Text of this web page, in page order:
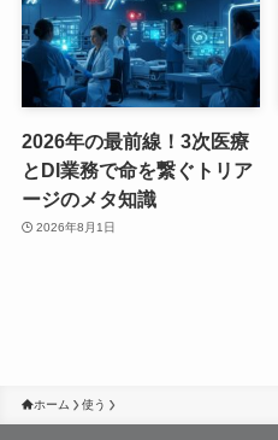
2026年の最前線！3次医療
とDI業務で命を繋ぐトリア
ージのメタ知識
2026年8月1日
ホーム 使う